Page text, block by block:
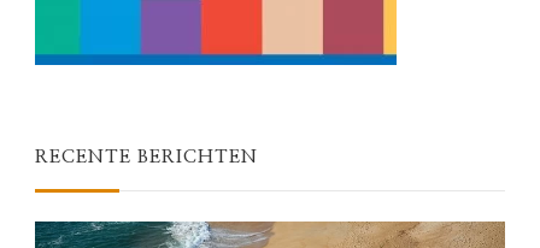
RECENTE BERICHTEN